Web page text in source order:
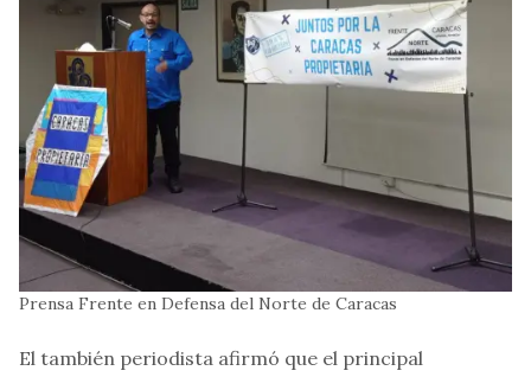
Prensa Frente en Defensa del Norte de Caracas
El también periodista afirmó que el principal